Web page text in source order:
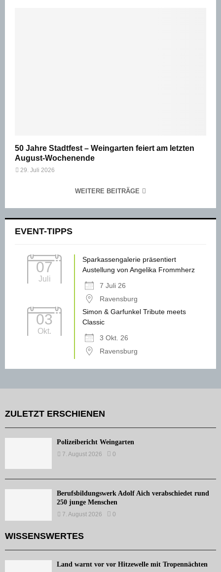
50 Jahre Stadtfest – Weingarten feiert am letzten
August-Wochenende
29. Juli 2026
WEITERE BEITRÄGE
EVENT-TIPPS
07
Juli
Sparkassengalerie präsentiert
Austellung von Angelika Frommherz
7 Juli 26
Ravensburg
03
Okt.
Simon & Garfunkel Tribute meets
Classic
3 Okt. 26
Ravensburg
ZULETZT ERSCHIENEN
Polizeibericht Weingarten
7. August 2026 0
Berufsbildungswerk Adolf Aich verabschiedet rund
250 junge Menschen
7. August 2026 0
WISSENSWERTES
Land warnt vor vor Hitzewelle mit Tropennächten